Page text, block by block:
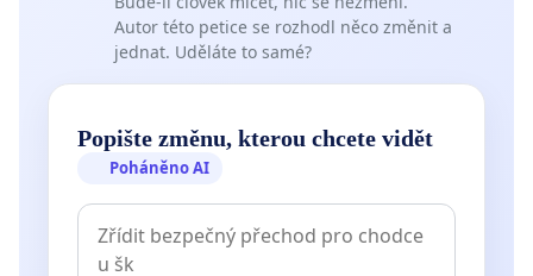
Autor této petice se rozhodl něco změnit a
jednat. Uděláte to samé?
Popište změnu, kterou chcete vidět
Poháněno AI